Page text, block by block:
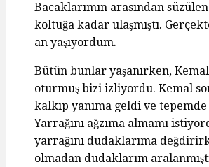
Bacaklarımın arasından
koltuğa kadar ulaşmıştı.
an yaşıyordum.
Bütün bunlar yaşanırken,
oturmuş bizi izliyordu. Kemal
kalkıp yanıma geldi ve
Yarrağını ağzıma almamı
yarrağını dudaklarıma
olmadan dudaklarım